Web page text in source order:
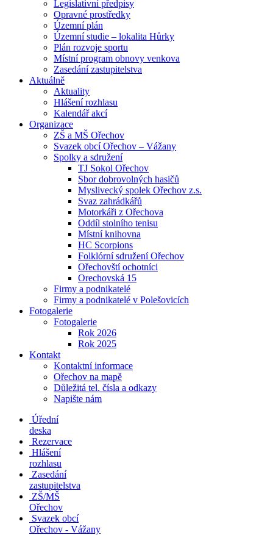
Legislativní předpisy
Opravné prostředky
Územní plán
Územní studie – lokalita Hůrky
Plán rozvoje sportu
Místní program obnovy venkova
Zasedání zastupitelstva
Aktuálně
Aktuality
Hlášení rozhlasu
Kalendář akcí
Organizace
ZŠ a MŠ Ořechov
Svazek obcí Ořechov – Vážany
Spolky a sdružení
TJ Sokol Ořechov
Sbor dobrovolných hasičů
Myslivecký spolek Ořechov z.s.
Svaz zahrádkářů
Motorkáři z Ořechova
Oddíl stolního tenisu
Místní knihovna
HC Scorpions
Folklórní sdružení Ořechov
Ořechovští ochotníci
Orechovská 15
Firmy a podnikatelé
Firmy a podnikatelé v Polešovicích
Fotogalerie
Fotogalerie
Rok 2026
Rok 2025
Kontakt
Kontaktní informace
Ořechov na mapě
Důležitá tel. čísla a odkazy
Napište nám
Úřední
deska
Rezervace
Hlášení
rozhlasu
Zasedání
zastupitelstva
ZŠ/MŠ
Ořechov
Svazek obcí
Ořechov - Vážany